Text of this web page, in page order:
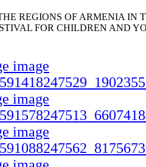
REGIONS OF ARMENIA
FOR CHILDREN AND